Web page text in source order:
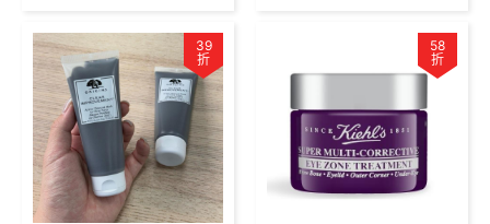
39
折
58
折